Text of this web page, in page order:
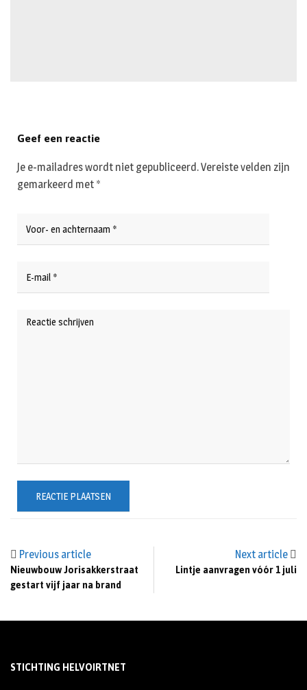
Previous article
Nieuwbouw Jorisakkerstraat
gestart vijf jaar na brand
Next article
Lintje aanvragen vóór 1 juli
Geef een reactie
Je e-mailadres wordt niet gepubliceerd.Vereiste velden zijn
gemarkeerd met *
STICHTING HELVOIRTNET